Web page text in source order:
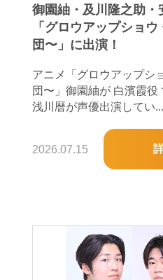
御園紬・及川隆之助・
「グロウアップショ
団〜」に出演！
アニメ「グロウアップシ
団〜」御園紬が 白濱霞役
浅川暦が声優出演してい...
2026.07.15